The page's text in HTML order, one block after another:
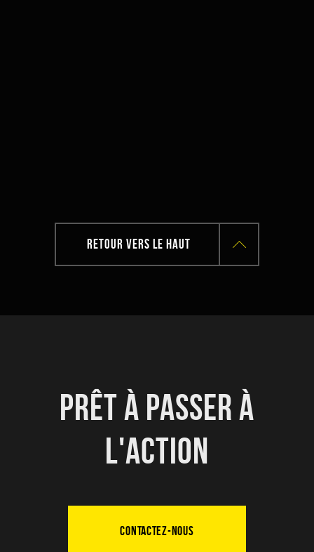
RETOUR VERS LE HAUT
PRÊT À PASSER À
L'ACTION
CONTACTEZ-NOUS